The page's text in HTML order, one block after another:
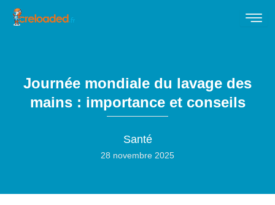
Journée mondiale du lavage des
mains : importance et conseils
Santé
28 novembre 2025